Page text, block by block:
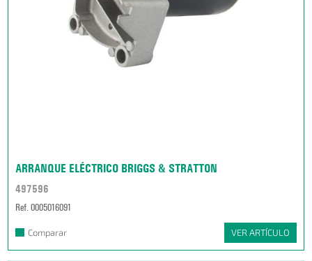
ARRANQUE ELÉCTRICO BRIGGS & STRATTON
497596
Ref. 0005016091
Comparar VER ARTÍCULO